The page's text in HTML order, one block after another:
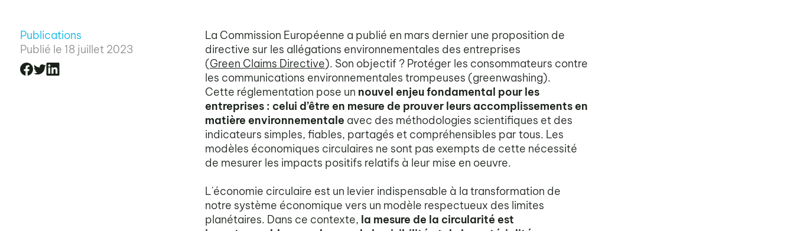
Publications
Publié le 18 juillet 2023
La Commission Européenne a publié en mars dernier une proposition de
directive sur les allégations environnementales des entreprises
(Green Claims Directive). Son objectif ? Protéger les consommateurs contre
les communications environnementales trompeuses (greenwashing).
Cette réglementation pose un nouvel enjeu fondamental pour les
entreprises : celui d’être en mesure de prouver leurs accomplissements en
matière environnementale avec des méthodologies scientifiques et des
indicateurs simples, fiables, partagés et compréhensibles par tous. Les
modèles économiques circulaires ne sont pas exempts de cette nécessité
de mesurer les impacts positifs relatifs à leur mise en oeuvre.
L'économie circulaire est un levier indispensable à la transformation de
notre système économique vers un modèle respectueux des limites
planétaires. Dans ce contexte, la mesure de la circularité est